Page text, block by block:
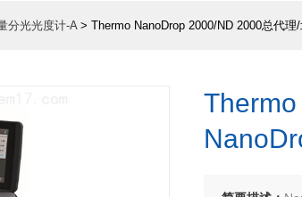
分光光度计-A> Thermo NanoDrop 2000/ND 2000总代理